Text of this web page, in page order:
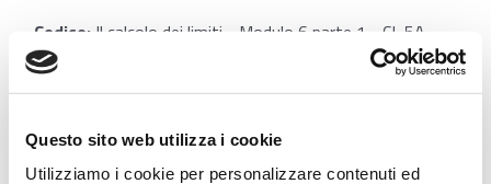
Questo sito web utilizza i cookie
Utilizziamo i cookie per personalizzare contenuti ed
Codice: Il calcolo dei limiti - Modulo 6 parte 1 - CL 5A
LES